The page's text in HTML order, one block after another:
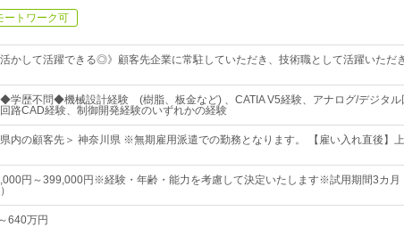
ートワーク可
活かして活躍できる◎》顧客先企業に常駐していただき、技術職として活躍いただ
◆学歴不問◆機械設計経験 (樹脂、板金など) 、CATIA V5経験、アナログ/デジタル
路CAD経験、制御開発経験のいずれかの経験
県内の顧客先＞ 神奈川県 ※無期雇用派遣での勤務となります。 【雇い入れ直後】
円～399,000円※経験・年齢・能力を考慮して決定いたします※試用期間3カ月
640万円